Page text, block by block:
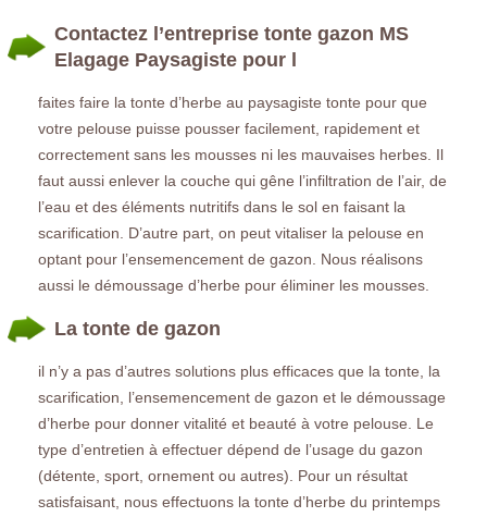
Contactez l’entreprise tonte gazon MS
Elagage Paysagiste pour l
faites faire la tonte d’herbe au paysagiste tonte pour que
votre pelouse puisse pousser facilement, rapidement et
correctement sans les mousses ni les mauvaises herbes. Il
faut aussi enlever la couche qui gêne l’infiltration de l’air, de
l’eau et des éléments nutritifs dans le sol en faisant la
scarification. D’autre part, on peut vitaliser la pelouse en
optant pour l’ensemencement de gazon. Nous réalisons
aussi le démoussage d’herbe pour éliminer les mousses.
La tonte de gazon
il n’y a pas d’autres solutions plus efficaces que la tonte, la
scarification, l’ensemencement de gazon et le démoussage
d’herbe pour donner vitalité et beauté à votre pelouse. Le
type d’entretien à effectuer dépend de l’usage du gazon
(détente, sport, ornement ou autres). Pour un résultat
satisfaisant, nous effectuons la tonte d’herbe du printemps